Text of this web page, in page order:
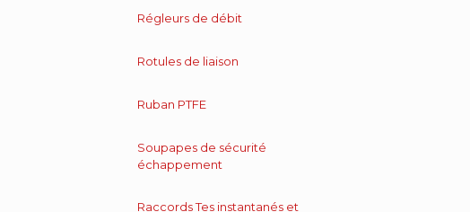
Régleurs de débit
Rotules de liaison
Ruban PTFE
Soupapes de sécurité
échappement
Raccords Tes instantanés et